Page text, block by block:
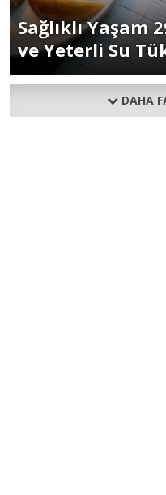
Sağlıklı Yaşam
ve Yeterli Su
DAHA